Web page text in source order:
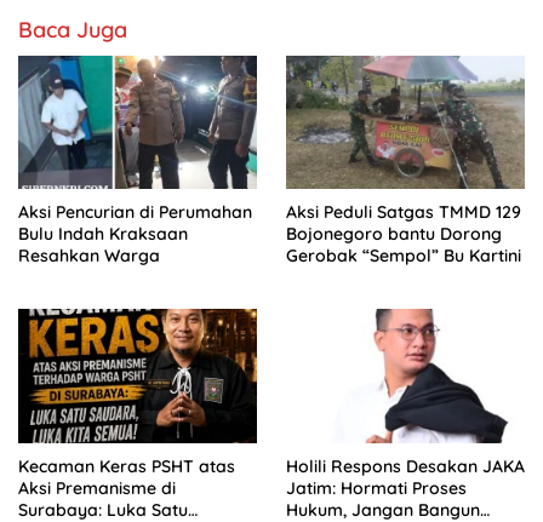
Baca Juga
Aksi Pencurian di Perumahan
Bulu Indah Kraksaan
Resahkan Warga
Aksi Peduli Satgas TMMD 129
Bojonegoro bantu Dorong
Gerobak “Sempol” Bu Kartini
Kecaman Keras PSHT atas
Aksi Premanisme di
Surabaya: Luka Satu
Holili Respons Desakan JAKA
Jatim: Hormati Proses
Hukum, Jangan Bangun